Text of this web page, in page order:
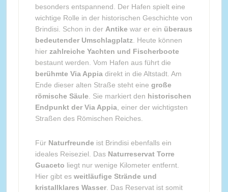
besonders entspannend. Der Hafen spielt eine
wichtige Rolle in der historischen Geschichte von
Brindisi. Schon in der Antike war er ein überaus
bedeutender Umschlagplatz . Heute können
hier zahlreiche Yachten und Fischerboote
bestaunt werden. Vom Hafen aus führt die
berühmte Via Appiadirekt in die Altstadt. Am
Ende dieser alten Straße steht eine große
römische Säule . Sie markiert den historischen
Endpunkt der Via Appia, einer der wichtigsten
Straßen des Römischen Reiches.
Für Naturfreunde ist Brindisi ebenfalls ein
ideales Reiseziel. Das Naturreservat Torre
Guaceto liegt nur wenige Kilometer entfernt.
Hier gibt es weitläufige Strände und
kristallklares Wasser. Das Reservat ist somit